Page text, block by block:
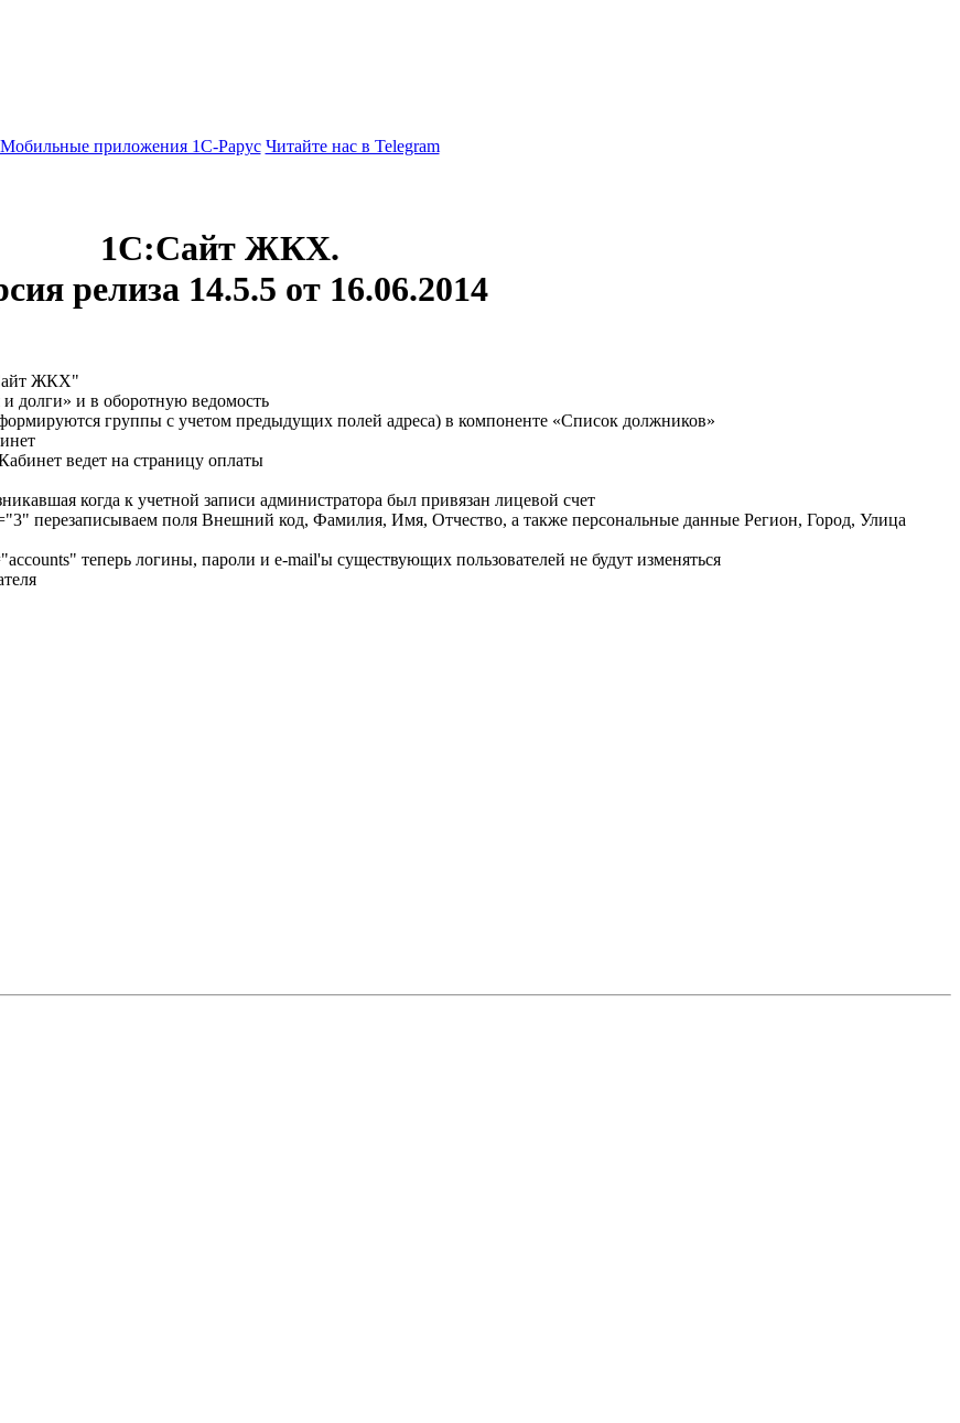
Мобильные приложения 1С-Рарус Читайте нас в Telegram
1С:Сайт ЖКХ.
релиза 14.5.5 от 16.06.2014
ЖКХ"
долги» и в оборотную ведомость
группы с учетом предыдущих полей адреса) в компоненте «Список должников»
ведет на страницу оплаты
когда к учетной записи администратора был привязан лицевой счет
перезаписываем поля Внешний код, Фамилия, Имя, Отчество, а также персональные данные Регион, Город, Улица
теперь логины, пароли и e-mail'ы существующих пользователей не будут изменяться